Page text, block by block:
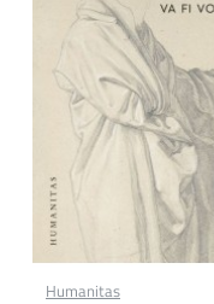
Humanitas